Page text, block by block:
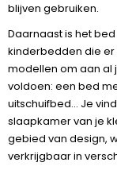
blijven gebruiken.
Daarnaast is het
kinderbedden die er
modellen om aan al
voldoen: een bed
uitschuifbed... Je
slaapkamer van je
gebied van design,
verkrijgbaar in